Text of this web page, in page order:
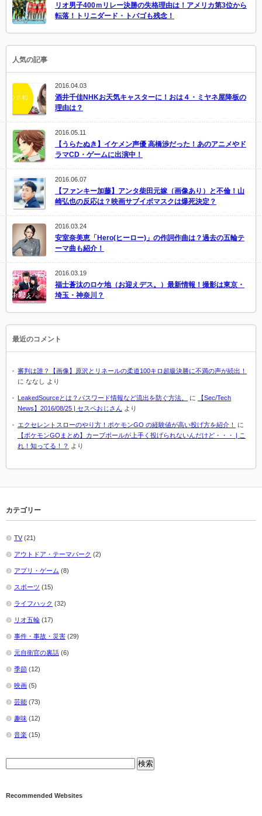
リオ男子400ｍリレー決勝の失格理由は！アメリカ第3位から
転落！トリニダード・トバゴも残念！
人気の記事
2016.04.03
酒井千佳NHKお天気キャスターに！おは４・ミヤネ屋降板の
理由は？
2016.05.11
【うらたぬき】イケメン声優 高橋渉だった！あのアニメやド
ラマCD・ゲームに出演中！
2016.06.07
【ファンキー加藤】アンタ柴田元嫁（画像あり）と不倫！山
崎弘也の反応は？映画サブイボマスクは爆死決定？
2016.03.24
安室奈美恵「Hero(ヒーロー)」の作詞作曲は？過去の五輪テ
ーマ曲も紹介！
2016.03.19
福士蒼汰のロケ地（お迎えデス。）最新情報！撮影は東京・
埼玉・神奈川？
最近のコメント
審判は誰？【画像】原沢とリネールの柔道100キロ超級決勝に不満の声が続出！
に ななし より
LeakedSourceとは？パスワード情報など流出を防ぐ方法。 に
【Sec/Tech
News】2016/08/25 | セスペおじさん より
エクセレントスローのやり方！ポケモンGO の経験値が高い投げ方を紹介！
に
【ポケモンGOまとめ】カーブボールが上手く投げられないんだけど・・・ | こ
れ！知ってる！？
より
カテゴリー
TV(21)
アウトドア・テーマパーク (2)
アプリ・ゲーム (8)
スポーツ (15)
ライフハック (32)
リオ五輪 (17)
事件・事故・災害 (29)
元自衛官の裏話 (6)
季節 (12)
映画 (5)
芸能 (73)
趣味 (12)
音楽 (15)
Recommended Websites